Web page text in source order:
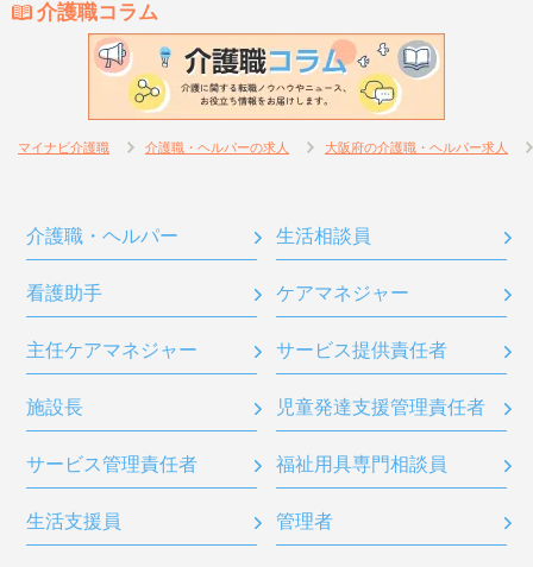
介護職コラム
マイナビ介護職 介護職・ヘルパーの求人 大阪府の介護職・ヘルパー求人
介護職・ヘルパー 生活相談員
看護助手 ケアマネジャー
主任ケアマネジャー サービス提供責任者
施設長 児童発達支援管理責任者
サービス管理責任者 福祉用具専門相談員
生活支援員 管理者